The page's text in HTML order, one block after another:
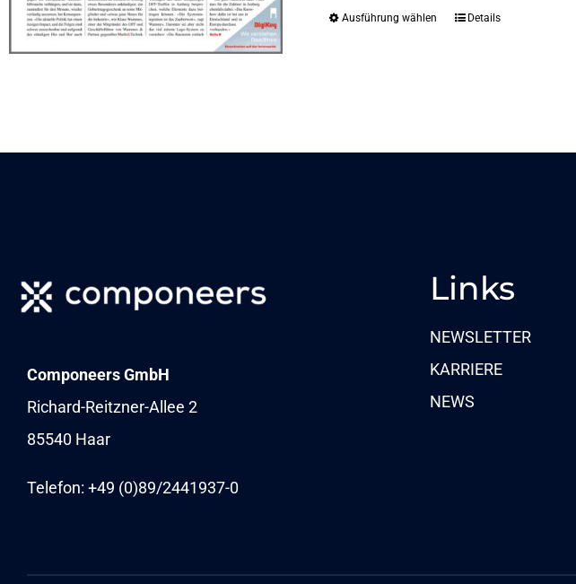
gewählt
Ausführung wählen
Dieses
können
auf
der
Produktseite
Details
Componeers GmbH
Richard-Reitzner-Allee 2
85540 Haar
Telefon: +49 (0)89/2441937-0
Links
NEWSLETTER
KARRIERE
NEWS